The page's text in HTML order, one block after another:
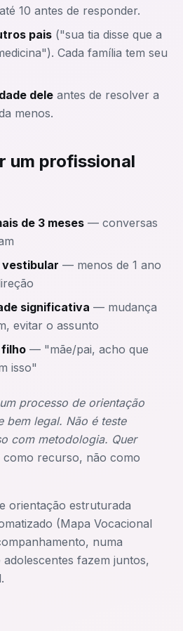
10 antes de responder.
pais ("sua tia disse que a
Cada família tem seu
dele antes de resolver a
menos.
um profissional
de 3 meses — conversas
— menos de 1 ano
significativa — mudança
evitar o assunto
filho — "mãe/pai, acho que
isso"
processo de orientação
bem legal. Não é teste
com metodologia. Quer
recurso, não como
orientação estruturada
(Mapa Vocacional
numa
fazem juntos,